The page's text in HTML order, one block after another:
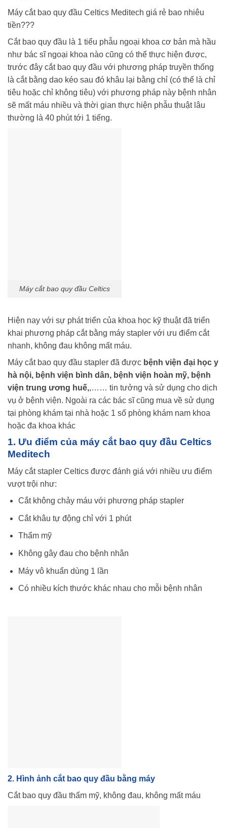
Máy cắt bao quy đầu Celtics Meditech giá rẻ bao nhiêu
tiền???
Cắt bao quy đầu là 1 tiểu phẫu ngoại khoa cơ bản mà hầu
như bác sĩ ngoại khoa nào cũng có thể thực hiện được,
trước đây cắt bao quy đầu với phương pháp truyền thống
là cắt bằng dao kéo sau đó khâu lại bằng chỉ (có thể là chỉ
tiêu hoặc chỉ không tiêu) với phương pháp này bệnh nhân
sẽ mất máu nhiều và thời gian thực hiện phẫu thuật lâu
thường là 40 phút tới 1 tiếng.
Máy cắt bao quy đầu Celtics
Hiện nay với sự phát triển của khoa học kỹ thuật đã triển
khai phương pháp cắt bằng máy stapler với ưu điểm cắt
nhanh, không đau không mất máu.
Máy cắt bao quy đầu stapler đã được bệnh viện đại học y
hà nội, bệnh viện bình dân, bệnh viện hoàn mỹ, bệnh
viện trung ương huế,,…… tin tưởng và sử dụng cho dịch
vụ ở bệnh viện. Ngoài ra các bác sĩ cũng mua về sử dụng
tại phòng khám tại nhà hoặc 1 số phòng khám nam khoa
hoặc đa khoa khác
1. Ưu điểm của máy cắt bao quy đầu Celtics
Meditech
Máy cắt stapler Celtics được đánh giá với nhiều ưu điểm
vượt trội như:
Cắt không chảy máu với phương pháp stapler
Cắt khâu tự động chỉ với 1 phút
Thẩm mỹ
Không gây đau cho bệnh nhân
Máy vô khuẩn dùng 1 lần
Có nhiều kích thước khác nhau cho mỗi bệnh nhân
2. Hình ảnh cắt bao quy đầu bằng máy
Cắt bao quy đầu thẩm mỹ, không đau, không mất máu